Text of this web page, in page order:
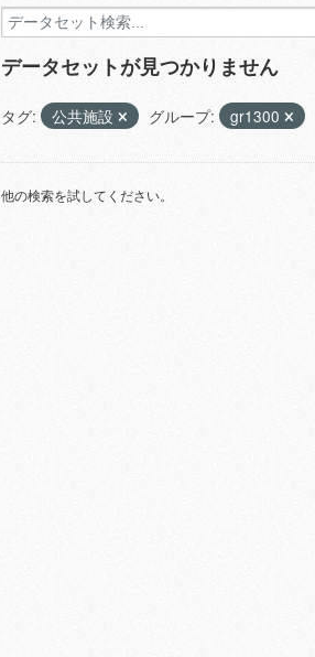
データセットが見つかりません
タグ: 公共施設 グループ: gr1300
他の検索を試してください。